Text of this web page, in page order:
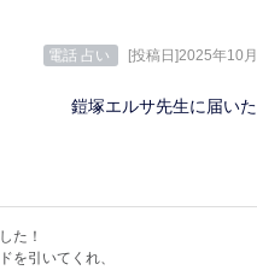
電話 占い [投稿日]2025年10
鎧塚エルサ先生に届い
た！
を引いてくれ、